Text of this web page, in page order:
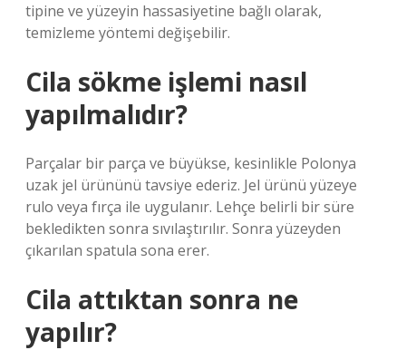
tipine ve yüzeyin hassasiyetine bağlı olarak,
temizleme yöntemi değişebilir.
Cila sökme işlemi nasıl
yapılmalıdır?
Parçalar bir parça ve büyükse, kesinlikle Polonya
uzak jel ürününü tavsiye ederiz. Jel ürünü yüzeye
rulo veya fırça ile uygulanır. Lehçe belirli bir süre
bekledikten sonra sıvılaştırılır. Sonra yüzeyden
çıkarılan spatula sona erer.
Cila attıktan sonra ne
yapılır?